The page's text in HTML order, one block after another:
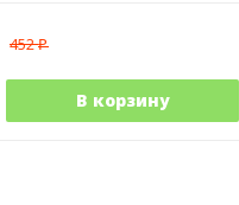
452₽
В корзину